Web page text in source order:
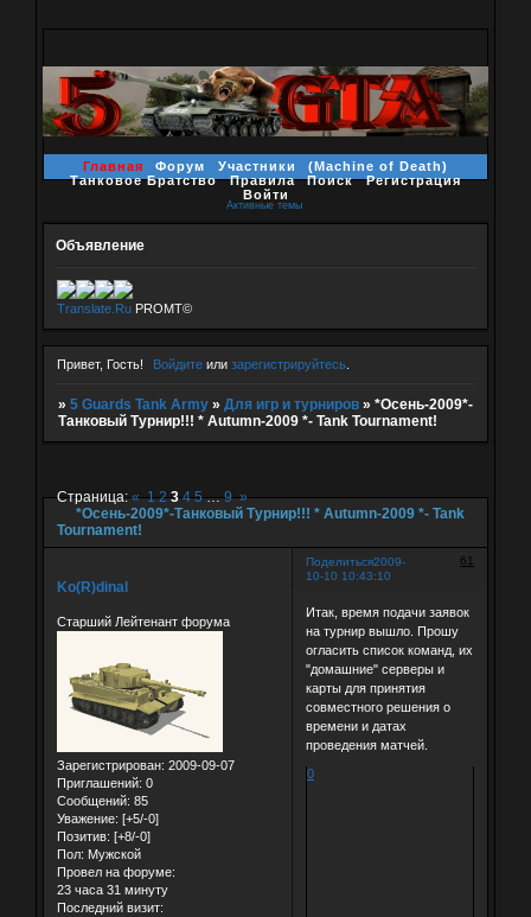
Главная Форум Участники
(Machine of Death)
Танковое Братство
Правила Поиск
Регистрация
Войти
Активные темы
Объявление
Translate.RuPROMT©
Привет, Гость! Войдите илизарегистрируйтесь
» 5 Guards Tank Army » Для игр и турниров » *Осень-2009*-
Танковый Турнир!!! * Autumn-2009 *- Tank Tournament!
*Осень-2009*-Танковый Турнир!!! * Autumn-2009 *- Tank
Tournament!
Страница:« 1 2 3 4 5 … 9 »
Поделиться 61
2009-
10-10 10:43:10
Ko(R)dinal
Старший Лейтенант форума
Зарегистрирован: 2009-09-07
Приглашений: 0
Сообщений: 85
Уважение: [+5/-0]
Позитив: [+8/-0]
Пол: Мужской
Провел на форуме:
23 часа 31 минуту
Последний визит:
Итак, время подачи заявок
на турнир вышло. Прошу
огласить список команд, их
"домашние" серверы и
карты для принятия
совместного решения о
времени и датах
проведения матчей.
0